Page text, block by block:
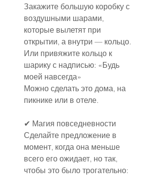
Закажите большую коробку с
воздушными шарами,
которые вылетят при
открытии, а внутри — кольцо.
Или привяжите кольцо к
шарику с надписью: «Будь
моей навсегда»
Можно сделать это дома, на
пикнике или в отеле.
✔ Магия повседневности
Сделайте предложение в
момент, когда она меньше
всего его ожидает, но так,
чтобы это было трогательно: